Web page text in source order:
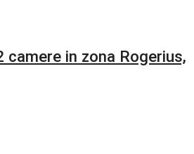
in zona Rogerius,